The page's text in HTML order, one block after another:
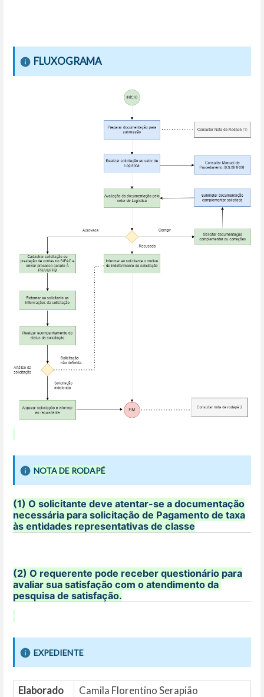
FLUXOGRAMA
NOTA DE RODAPÉ
(1) O solicitante deve atentar-se a documentação
necessária para solicitação de Pagamento de taxa
às entidades representativas de classe
(2) O requerente pode receber questionário para
avaliar sua satisfação com o atendimento da
pesquisa de satisfação.
EXPEDIENTE
Elaborado
Camila Florentino Serapião